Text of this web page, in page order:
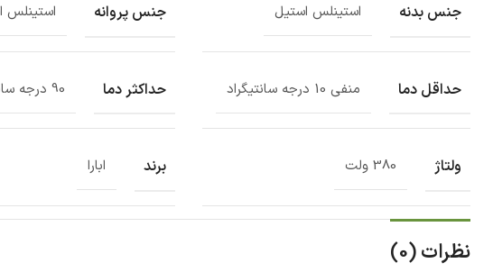
جنس بدنه استینلس استیل جنس پروانه استینلس
حداقل دما منفی 10 درجه سانتیگراد حداکثر دما 90 درجه سانتیگراد
ولتاژ 380 ولت برند ابارا
نظرات (0)